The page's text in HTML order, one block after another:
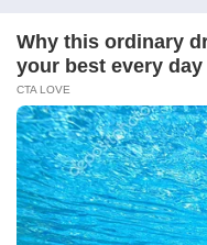
Aktien ATX DAX
Arma Services Biotest vz.
Kontakt-
Sitemap-Datenschutz-
Why this ordinary
your best every day
CTA LOVE